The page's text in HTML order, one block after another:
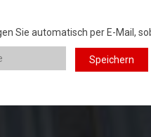
Sie automatisch per E-Mail,
Speichern